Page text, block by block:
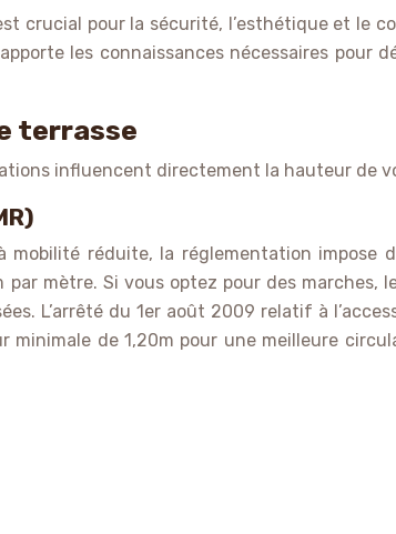
crucial pour la sécurité, l’esthétique et le
les connaissances nécessaires pour
terrasse
influencent directement la hauteur de
mobilité réduite, la réglementation impose
mètre. Si vous optez pour des marches,
L’arrêté du 1er août 2009 relatif à
minimale de 1,20m pour une meilleure